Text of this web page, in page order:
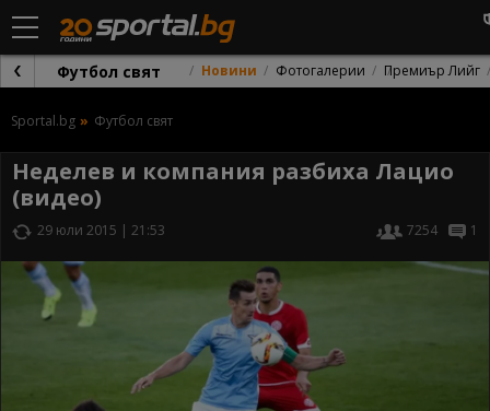
Футбол свят Новини Фотогалерии Премиър Лийг
Sportal.bg Футбол свят
Неделев и компания разбиха Лацио
(видео)
29 юли 2015 | 21:53 7254 1